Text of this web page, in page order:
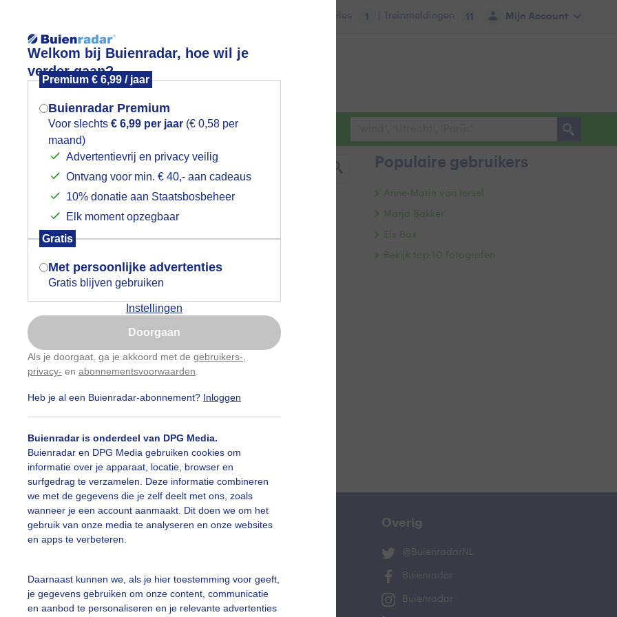
Welkom bij Buienradar, hoe wil je
verder gaan?
Premium € 6,99 / jaar
Buienradar Premium
Voor slechts € 6,99 per jaar (€ 0,58 per
maand)
Advertentievrij en privacy veilig
Ontvang voor min. € 40,- aan cadeaus
10% donatie aan Staatsbosbeheer
Elk moment opzegbaar
Gratis
Met persoonlijke advertenties
Gratis blijven gebruiken
Instellingen
Doorgaan
Als je doorgaat, ga je akkoord met de gebruikers-
privacy- en abonnementsvoorwaarden
Heb je al een Buienradar-abonnement? Inloggen
Buienradar is onderdeel van DPG Media.
Buienradar en DPG Media gebruiken cookies om
informatie over je apparaat, locatie, browser en
surfgedrag te verzamelen. Deze informatie combineren
we met de gegevens die je zelf deelt met ons, zoals
wanneer je een account aanmaakt. Dit doen we om het
gebruik van onze media te analyseren en onze websites
en apps te verbeteren.
Daarnaast kunnen we, als je hier toestemming voor geeft,
je gegevens gebruiken om onze content, communicatie
en aanbod te personaliseren en je relevante advertenties
Mijn Account
Files 1 | Treinmeldingen 11
Foto en video Weerzine
slideshow
Een moment geduld aub...
##terras #bewolking
#duinen #fietser #fietsers
#hittegolf #kinderen #kiters #kurkdroog
#maan #mist
#opklaringen #paraplu
#strakblauwe_lucht #strakblauwelucht
alle categorieën
Populaire gebruikers
Anne-Marie van Iersel
Marja Bakker
Els Bax
Bekijk top 10 fotografen
vragen
Mijn weer Overig
@BuienradarNL
Buienradar
Buienradar
Mogen we je locatie gebruiken voor
het weer?
Indien je hier nog geen akkoord op hebt
gegeven, verschijnt er zo een pop-up uit
je browser waarin deze toestemming
gevraagd wordt.
Is goed, toon de popup
Nu niet, misschien later
Gebruik je Safari en wil je niet elke dag deze pop-up
Klikhierom dit aan te passen